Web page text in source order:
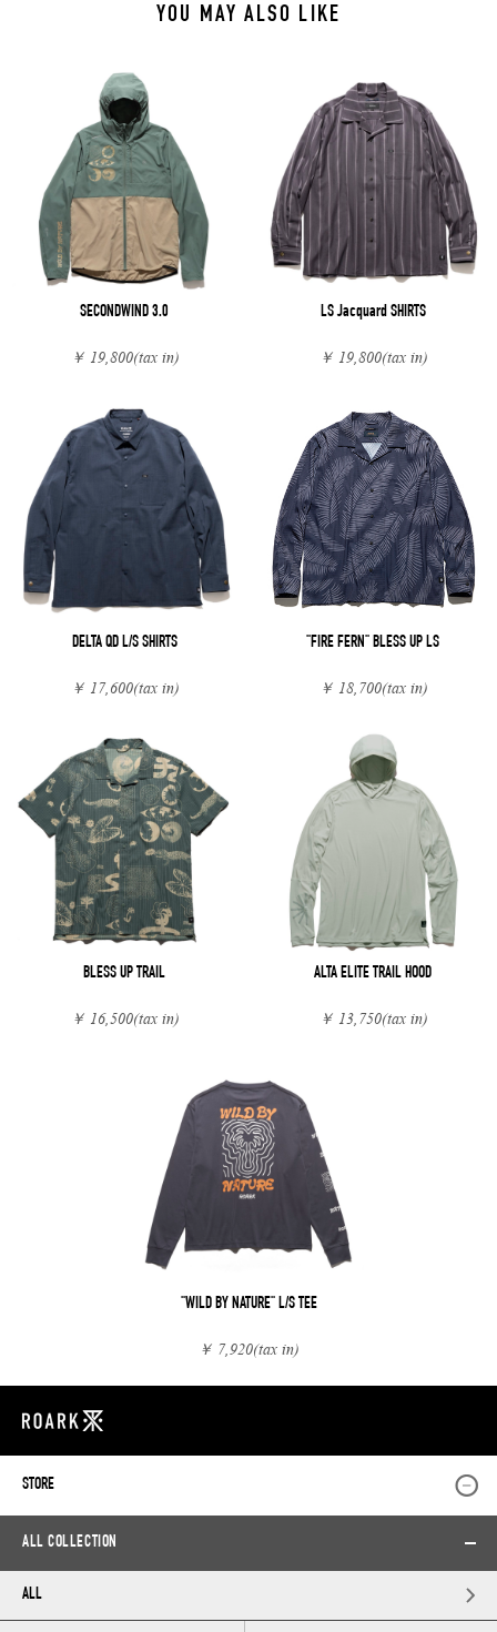
YOU MAY ALSO LIKE
SECONDWIND 3.0
￥ 19,800(tax in)
LS Jacquard SHIRTS
￥ 19,800(tax in)
DELTA QD L/S SHIRTS
￥ 17,600(tax in)
"FIRE FERN" BLESS UP LS
￥ 18,700(tax in)
BLESS UP TRAIL
￥ 16,500(tax in)
ALTA ELITE TRAIL HOOD
￥ 13,750(tax in)
"WILD BY NATURE" L/S TEE
￥ 7,920(tax in)
STORE
ALL COLLECTION
ALL